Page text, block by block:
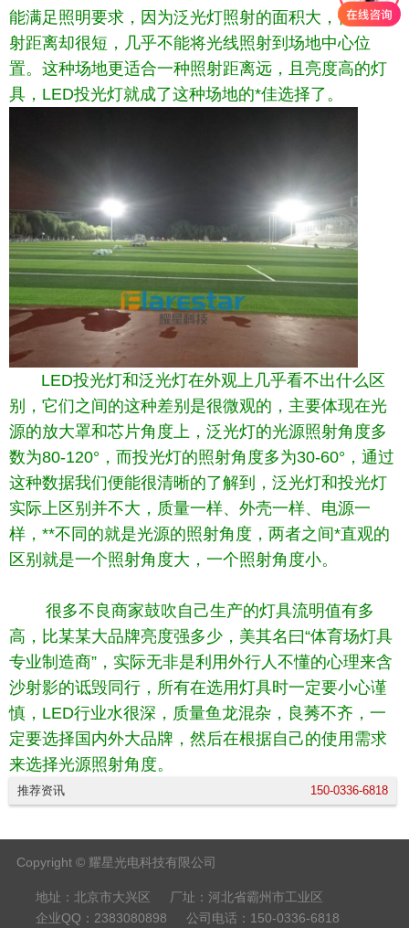
能满足照明要求，因为泛光灯照射的面积大，但是照
射距离却很短，几乎不能将光线照射到场地中心位
置。这种场地更适合一种照射距离远，且亮度高的灯
具，LED投光灯就成了这种场地的*佳选择了。
LED投光灯和泛光灯在外观上几乎看不出什么区
别，它们之间的这种差别是很微观的，主要体现在光
源的放大罩和芯片角度上，泛光灯的光源照射角度多
数为80-120°，而投光灯的照射角度多为30-60°，通过
这种数据我们便能很清晰的了解到，泛光灯和投光灯
实际上区别并不大，质量一样、外壳一样、电源一
样，**不同的就是光源的照射角度，两者之间*直观的
区别就是一个照射角度大，一个照射角度小。
很多不良商家鼓吹自己生产的灯具流明值有多
高，比某某大品牌亮度强多少，美其名曰“体育场灯具
专业制造商”，实际无非是利用外行人不懂的心理来含
沙射影的诋毁同行，所有在选用灯具时一定要小心谨
慎，LED行业水很深，质量鱼龙混杂，良莠不齐，一
定要选择国内外大品牌，然后在根据自己的使用需求
来选择光源照射角度。
推荐资讯 150-0336-6818
Copyright © 耀星光电科技有限公司
地址：北京市大兴区
厂址：河北省霸州市工业区
企业QQ：2383080898
公司电话：150-0336-6818